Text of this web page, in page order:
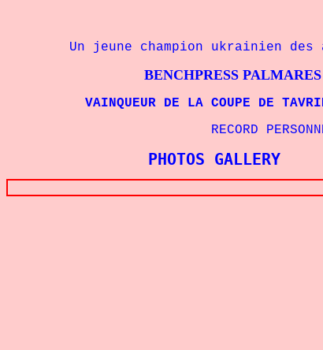
Un jeune champion ukrainien des
BENCHPRESS PALMARES
VAINQUEUR DE LA COUPE DE
RECORD
PHOTOS GALLERY